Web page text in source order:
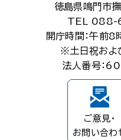
徳島県鳴門市
TEL 088-
開庁時間：午前
※土日祝およ
法人番号
ご意見・
お問い合わ